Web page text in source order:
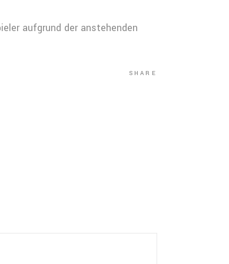
aufgrund der anstehenden
SHARE